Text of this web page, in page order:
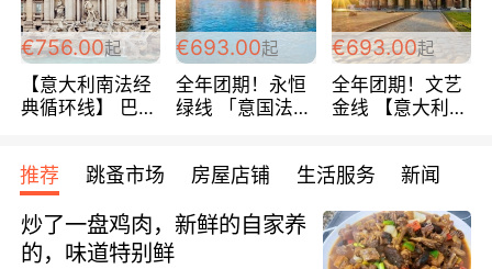
€756.00起
【意大利南法经
典循环线】 巴黎
宾馆 108欧/天起
全程756欧/位
€693.00起
全年团期！永恒
绿线 「意国法
欧/天起 ~包拼房
€693.00起
全年团期！文艺
金线 【意大利一
每周铁发！
推荐 跳蚤市场 房屋店铺 生活服务 新闻
炒了一盘鸡肉，新鲜的自家养
的，味道特别鲜